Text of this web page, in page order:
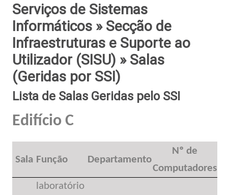
Serviços de Sistemas
Informáticos » Secção de
Infraestruturas e Suporte ao
Utilizador (SISU) » Salas
(Geridas por SSI)
Lista de Salas Geridas pelo SSI
Edifício C
Sala Função Departamento
Nº de
Computadores
laboratório